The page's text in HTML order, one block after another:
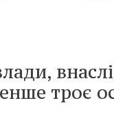
троє